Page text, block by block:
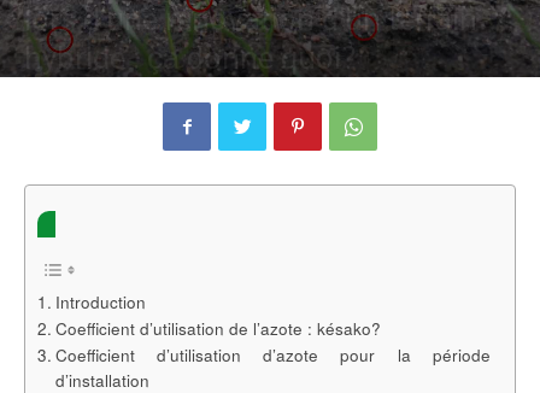
lors d’une rénovation d’un terrain
hybride : ça donne quoi?
Introduction
Coefficient d’utilisation de l’azote : késako?
Coefficient d’utilisation d’azote pour la période
d’installation